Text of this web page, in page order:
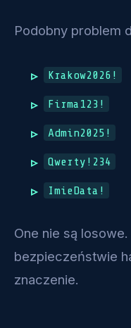
Podobny problem
Krakow2026!
Firma123!
Admin2025!
Qwerty!234
ImieData!
One nie są
bezpieczeństwie
znaczenie.